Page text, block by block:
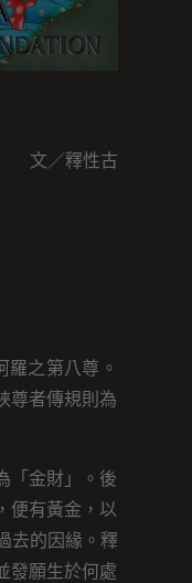
文／釋性古
羅之第八尊。
尊者傳規則為
「金財」。後
便有黃金，以
去的因緣。釋
發願生於何處